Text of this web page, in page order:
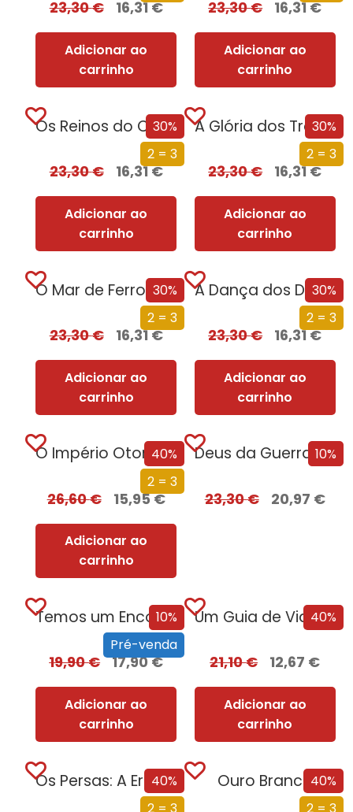
23,30€ 16,31€
Adicionar ao
carrinho
23,30€ 16,31€
Adicionar ao
carrinho
30%
2 = 3
Os Reinos do Caos (Edição especial limitada)
23,30€ 16,31€
Adicionar ao
carrinho
30%
2 = 3
A Glória dos Traidores (Edição especial limitada)
23,30€ 16,31€
Adicionar ao
carrinho
30%
2 = 3
O Mar de Ferro (Edição especial limitada)
23,30€ 16,31€
Adicionar ao
carrinho
30%
2 = 3
A Dança dos Dragões (Edição especial limitada)
23,30€ 16,31€
Adicionar ao
carrinho
40%
2 = 3
O Império Otomano e a Conquista da Europa
26,60€ 15,95€
Adicionar ao
carrinho
10%
Deus da Guerra Edição com EDGES
23,30€ 20,97 €
10%
Pré-venda
Temos um Encontro (Outra Vez) – Edição com EDGES
19,90€ 17,90€
Adicionar ao
carrinho
40%
Um Guia de Viagem Pela Idade Média
21,10€ 12,67 €
Adicionar ao
carrinho
40%
Os Persas: A Era dos Grandes Reis
40%
Ouro Branco